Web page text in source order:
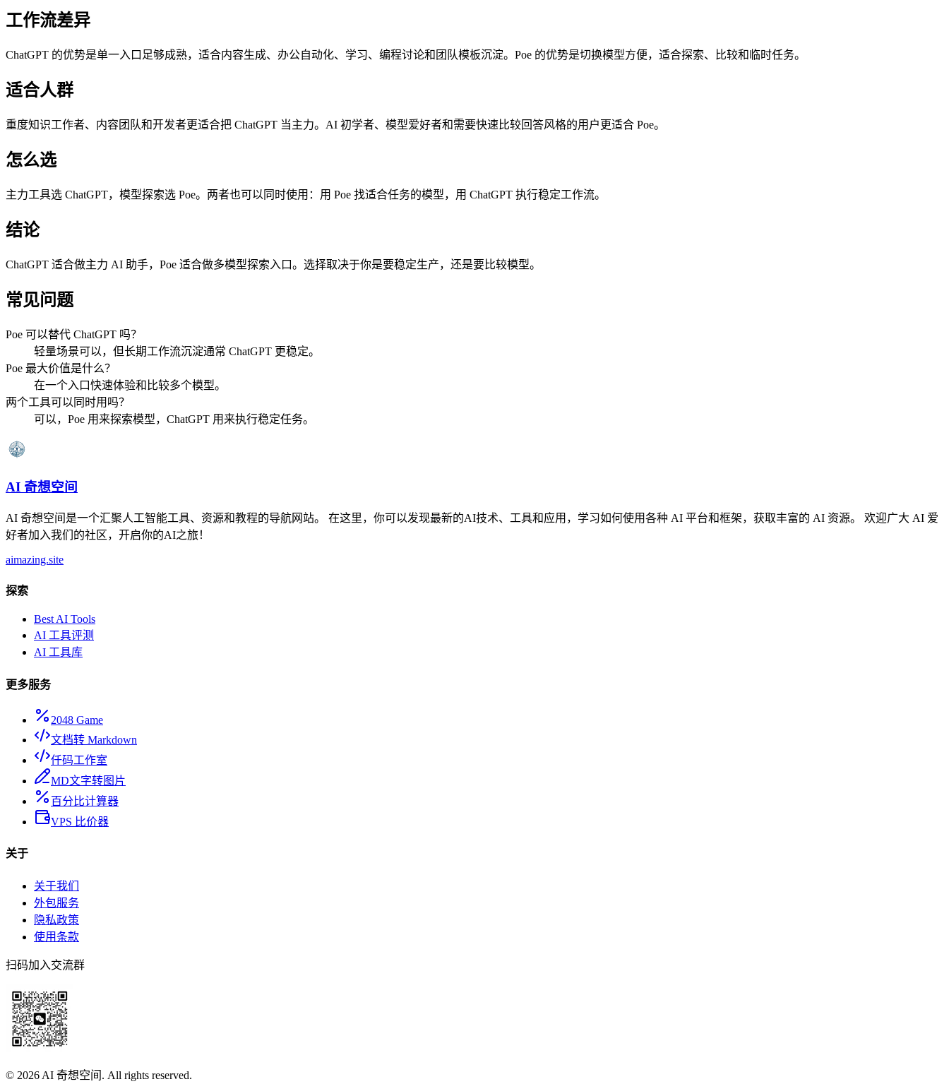
工作流差异
ChatGPT 的优势是单一入口足够成熟，适合内容生成、办公自动化、学习、编程讨论和团队模板沉淀。Poe 的优势是切换模型方便，适合探索、比较和临时任务。
适合人群
重度知识工作者、内容团队和开发者更适合把 ChatGPT 当主力。AI 初学者、模型爱好者和需要快速比较回答风格的用户更适合 Poe。
怎么选
主力工具选 ChatGPT，模型探索选 Poe。两者也可以同时使用：用 Poe 找适合任务的模型，用 ChatGPT 执行稳定工作流。
结论
ChatGPT 适合做主力 AI 助手，Poe 适合做多模型探索入口。选择取决于你是要稳定生产，还是要比较模型。
常见问题
Poe 可以替代 ChatGPT 吗？
轻量场景可以，但长期工作流沉淀通常 ChatGPT 更稳定。
Poe 最大价值是什么？
在一个入口快速体验和比较多个模型。
两个工具可以同时用吗？
可以，Poe 用来探索模型，ChatGPT 用来执行稳定任务。
AI 奇想空间
AI 奇想空间是一个汇聚人工智能工具、资源和教程的导航网站。 在这里，你可以发现最新的AI技术、工具和应用，学习如何使用各种 AI 平台和框架，获取丰富的 AI 资源。 欢迎广大 AI 爱
好者加入我们的社区，开启你的AI之旅！
aimazing.site
探索
Best AI Tools
AI 工具评测
AI 工具库
更多服务
2048 Game
文档转 Markdown
仟码工作室
MD文字转图片
百分比计算器
VPS 比价器
关于
关于我们
外包服务
隐私政策
使用条款
扫码加入交流群
© 2026 AI 奇想空间. All rights reserved.